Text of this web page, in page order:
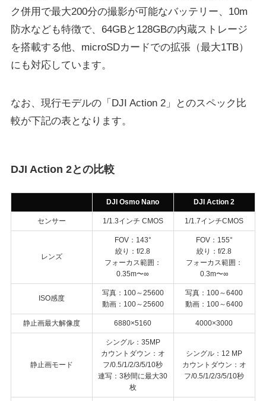
ク併用で最大200分の撮影が可能なバッテリー、10m
防水なども特徴で、64GBと128GBの内蔵ストレージ
を搭載する他、microSDカードでの拡張（最大1TB）
にも対応しています。
なお、現行モデルの「DJI Action 2」とのスペック比
較が下記の表となります。
DJI Action 2との比較
DJI Osmo Nano DJI Action 2
センサー 1/1.3インチ CMOS 1/1.7インチCMOS
レンズ
FOV：143°
絞り：f/2.8
フォーカス範囲：
0.35m〜∞
FOV：155°
絞り：f/2.8
フォーカス範囲：
0.3m〜∞
ISO感度
写真：100～25600
動画：100～25600
写真：100～6400
動画：100～6400
静止画最大解像度 6880×5160 4000×3000
静止画モード
シングル：35MP
カウントダウン：オ
フ/0.5/1/2/3/5/10秒
連写：3秒間に最大30
枚
シングル：12 MP
カウントダウン：オ
フ/0.5/1/2/3/5/10秒